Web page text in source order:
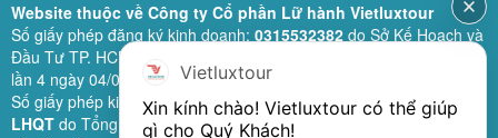
Website thuộc về Công ty Cổ phần Lữ hành Vietluxtour
Số giấy phép đăng ký kinh doanh: 0315532382do Sở Kế Hoạch và
Đầu Tư TP. HCM cấp lần đầu ngày 28/02/2019 (sửa đổi bổ sung
lần 4 ngày 04/06/2024).
Số giấy phép kinh doanh lữ hành quốc tế:79-1111/2019/TCDL-GP
LHQTdo Tổng Cục Du Lịch (nay là Cục Du lịch quốc gia Việt Nam)
Vietluxtour
Xin kính chào! Vietluxtour có thể giúp
gì cho Quý Khách!